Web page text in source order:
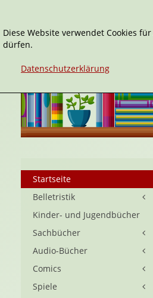
Startseite
Belletristik
Kinder- und Jugendbücher
Sachbücher
Audio-Bücher
Comics
Spiele
Diese Website verwendet Cookies
dürfen.
Datenschutzerklärung